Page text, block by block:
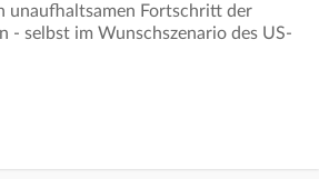
unaufhaltsamen Fortschritt der
- selbst im Wunschszenario des US-